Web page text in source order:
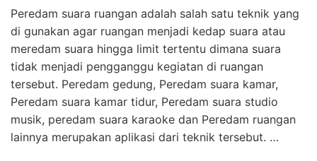
Peredam suara ruangan adalah salah satu teknik yang
di gunakan agar ruangan menjadi kedap suara atau
meredam suara hingga limit tertentu dimana suara
tidak menjadi pengganggu kegiatan di ruangan
tersebut. Peredam gedung, Peredam suara kamar,
Peredam suara kamar tidur, Peredam suara studio
musik, peredam suara karaoke dan Peredam ruangan
lainnya merupakan aplikasi dari teknik tersebut. …